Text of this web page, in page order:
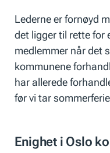
Lederne er fornøyd
det ligger til rette for
medlemmer når det
kommunene
har allerede
før vi tar
Enighet i Oslo